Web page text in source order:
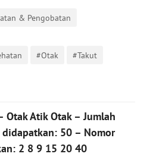
& Pengobatan
#Otak
#Takut
Otak Atik Otak – Jumlah
50 – Nomor
2 8 9 15 20 40